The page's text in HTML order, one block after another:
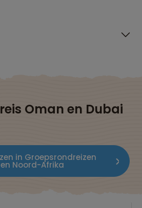
Oman en Dubai
in Groepsrondreizen
Noord-Afrika